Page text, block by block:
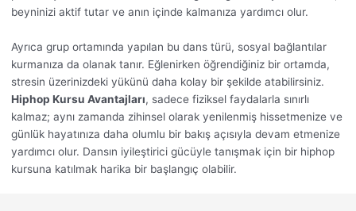
beyninizi aktif tutar ve anın içinde kalmanıza yardımcı olur.
Ayrıca grup ortamında yapılan bu dans türü, sosyal bağlantılar
kurmanıza da olanak tanır. Eğlenirken öğrendiğiniz bir ortamda,
stresin üzerinizdeki yükünü daha kolay bir şekilde atabilirsiniz.
Hiphop Kursu Avantajları, sadece fiziksel faydalarla sınırlı
kalmaz; aynı zamanda zihinsel olarak yenilenmiş hissetmenize ve
günlük hayatınıza daha olumlu bir bakış açısıyla devam etmenize
yardımcı olur. Dansın iyileştirici gücüyle tanışmak için bir hiphop
kursuna katılmak harika bir başlangıç olabilir.